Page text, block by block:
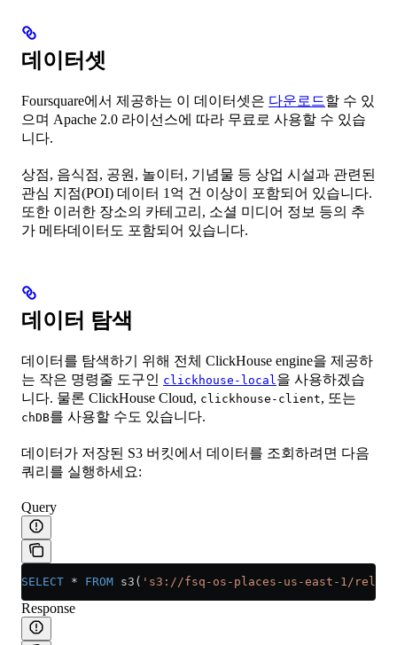
데이터셋
Foursquare에서 제공하는 이 데이터셋은 다운로드할 수 있
으며 Apache 2.0 라이선스에 따라 무료로 사용할 수 있습
니다.
상점, 음식점, 공원, 놀이터, 기념물 등 상업 시설과 관련된
관심 지점(POI) 데이터 1억 건 이상이 포함되어 있습니다.
또한 이러한 장소의 카테고리, 소셜 미디어 정보 등의 추
가 메타데이터도 포함되어 있습니다.
데이터 탐색
데이터를 탐색하기 위해 전체 ClickHouse engine을 제공하
는 작은 명령줄 도구인 clickhouse-local 을 사용하겠습
니다. 물론 ClickHouse Cloud, clickhouse-client, 또는
chDB를 사용할 수도 있습니다.
데이터가 저장된 S3 버킷에서 데이터를 조회하려면 다음
쿼리를 실행하세요:
Query
SELECT * FROM s3( 's3://fsq-os-places-us-east-1/
Response